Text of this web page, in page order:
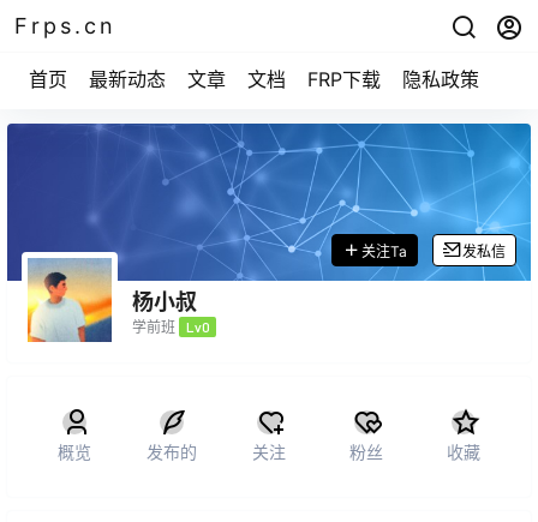
Frps.cn
首页 最新动态 文章 文档 FRP下载 隐私政策
杨小叔
学前班 Lv0
关注Ta 发私信
概览 发布的 关注 粉丝 收藏